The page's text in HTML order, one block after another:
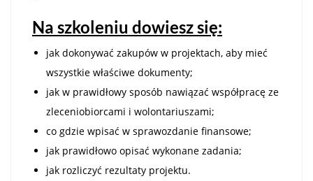
Na szkoleniu dowiesz się:
jak dokonywać zakupów w projektach, aby mieć
wszystkie właściwe dokumenty;
jak w prawidłowy sposób nawiązać współpracę ze
zleceniobiorcami i wolontariuszami;
co gdzie wpisać w sprawozdanie finansowe;
jak prawidłowo opisać wykonane zadania;
jak rozliczyć rezultaty projektu.